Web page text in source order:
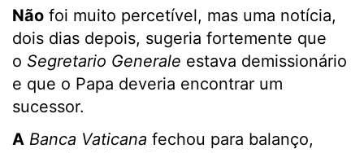
Não foi muito percetível, mas uma notícia,
dois dias depois, sugeria fortemente que
o Segretario Generale estava demissionário
e que o Papa deveria encontrar um
sucessor.
A Banca Vaticana fechou para balanço,